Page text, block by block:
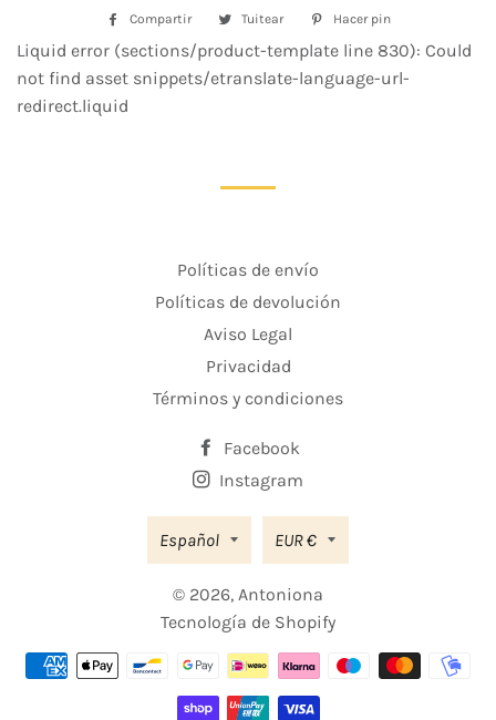
Compartir
Compartir
Facebook
Tuitear
TuitearHacer pin
en
Liquid error (sections/product-template line 830): Could
not find asset snippets/etranslate-language-url-
redirect.liquid
Políticas de envío
Políticas de devolución
Aviso Legal
Privacidad
Términos y condiciones
Facebook
Instagram
Español Moneda
EUR €
© 2026, Antoniona
Tecnología de Shopify
Métodos
de